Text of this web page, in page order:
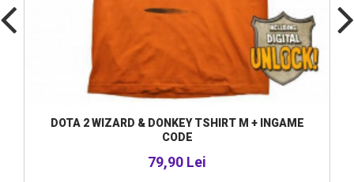
DOTA 2 WIZARD & DONKEY TSHIRT M + INGAME
CODE
79,90 Lei